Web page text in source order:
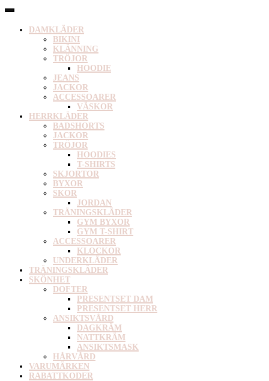
DAMKLÄDER
BIKINI
KLÄNNING
TRÖJOR
HOODIE
JEANS
JACKOR
ACCESSOARER
VÄSKOR
HERRKLÄDER
BADSHORTS
JACKOR
TRÖJOR
HOODIES
T-SHIRTS
SKJORTOR
BYXOR
SKOR
JORDAN
TRÄNINGSKLÄDER
GYM BYXOR
GYM T-SHIRT
ACCESSOARER
KLOCKOR
UNDERKLÄDER
TRÄNINGSKLÄDER
SKÖNHET
DOFTER
PRESENTSET DAM
PRESENTSET HERR
ANSIKTSVÅRD
DAGKRÄM
NATTKRÄM
ANSIKTSMASK
HÅRVÅRD
VARUMÄRKEN
RABATTKODER